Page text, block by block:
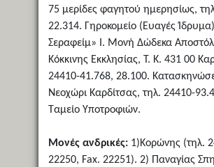
75 μερίδες φαγητού ημερησίως,
22.314. Γηροκομείο (Ευαγές
Σεραφείμ» Ι. Μονή Δώδεκα
Κόκκινης Εκκλησίας, Τ. Κ. 431 00
24410-41.768, 28.100.
Νεοχώρι Καρδίτσας, τηλ. 24410-
Ταμείο Υποτροφιών.
Μονές ανδρικές:1)Κορώνης (τηλ.
22250, Fax. 22251). 2) Παναγίας